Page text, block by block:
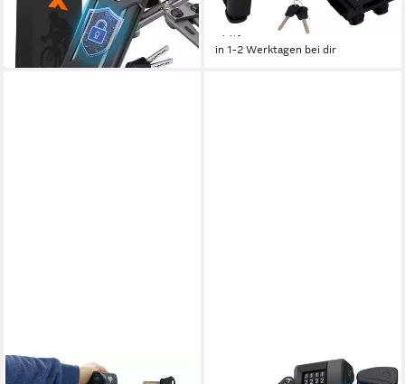
ab 34,90 € UVP49,90 €
-30%
in 2-3 Werktagen bei dir
ab 29,99 € UVP 34,99 €
-14%
in 1-2 Werktagen bei dir
WIDDER